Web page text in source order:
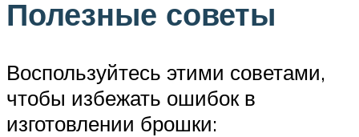
Полезные советы
Воспользуйтесь этими советами,
чтобы избежать ошибок в
изготовлении брошки: